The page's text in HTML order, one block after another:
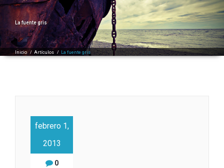
La fuente gris
Inicio / Artículos / La fuente gris
febrero 1,
2013
0